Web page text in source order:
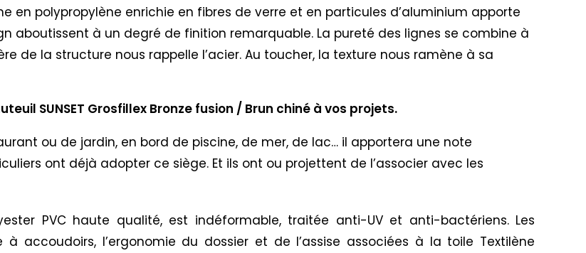
en polypropylène enrichie en fibres de verre et en particules d’aluminium apporte
aboutissent à un degré de finition remarquable. La pureté des lignes se combine à
de la structure nous rappelle l’acier. Au toucher, la texture nous ramène à sa
SUNSET Grosfillex Bronze fusion / Brun chiné à vos projets.
ou de jardin, en bord de piscine, de mer, de lac… il apportera une note
ont déjà adopter ce siège. Et ils ont ou projettent de l’associer avec les
PVC haute qualité, est indéformable, traitée anti-UV et anti-bactériens. Les
à accoudoirs, l’ergonomie du dossier et de l’assise associées à la toile Textilène